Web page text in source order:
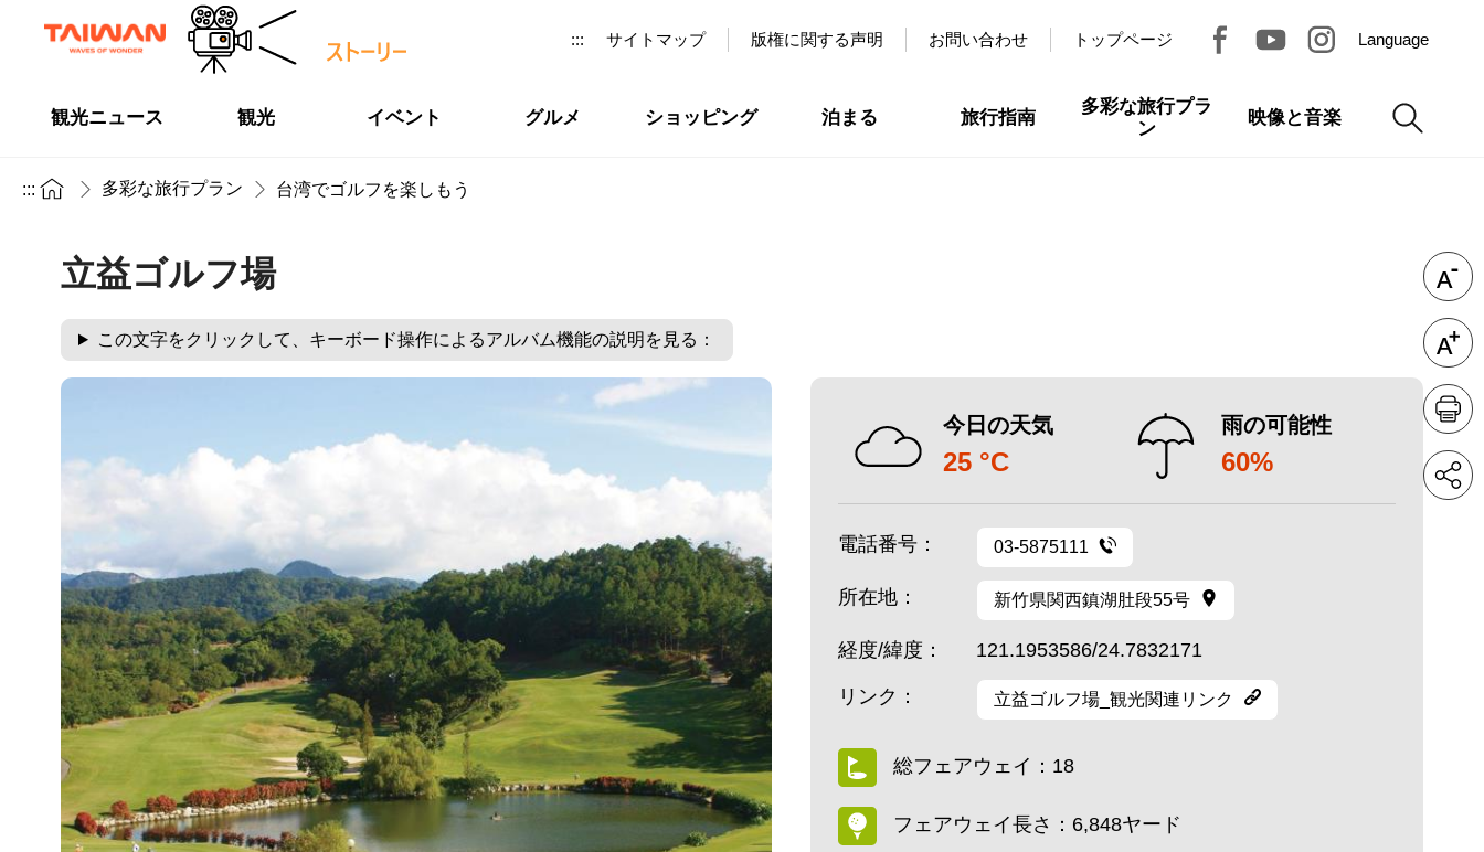
::: サイトマップ 版権に関する声明 お問い合わせ トップページ Language
観光ニュース 観光 イベント グルメ ショッピング 泊まる 旅行指南
多彩な旅行プラ
ン
映像と音楽
::: 多彩な旅行プラン 台湾でゴルフを楽しもう
立益ゴルフ場
この文字をクリックして、キーボード操作によるアルバム機能の説明を見る：
今日の天気
25 °C
雨の可能性
60%
電話番号： 03-5875111
所在地： 新竹県関西鎮湖肚段55号
経度/緯度： 121.1953586/24.7832171
リンク： 立益ゴルフ場_観光関連リンク
総フェアウェイ：18
フェアウェイ長さ：6,848ヤード